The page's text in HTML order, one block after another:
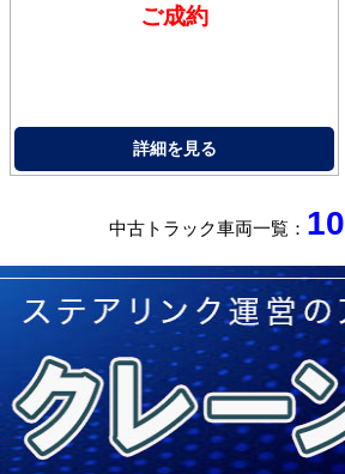
ご成約
詳細を見る
中古トラック車両一覧： 10